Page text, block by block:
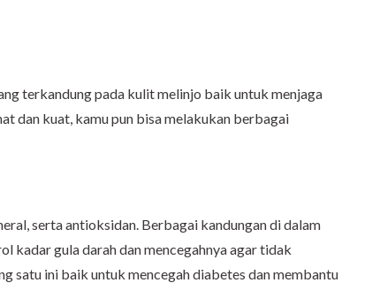
terkandung pada kulit melinjo baik untuk menjaga
dan kuat, kamu pun bisa melakukan berbagai
serta antioksidan. Berbagai kandungan di dalam
kadar gula darah dan mencegahnya agar tidak
satu ini baik untuk mencegah diabetes dan membantu